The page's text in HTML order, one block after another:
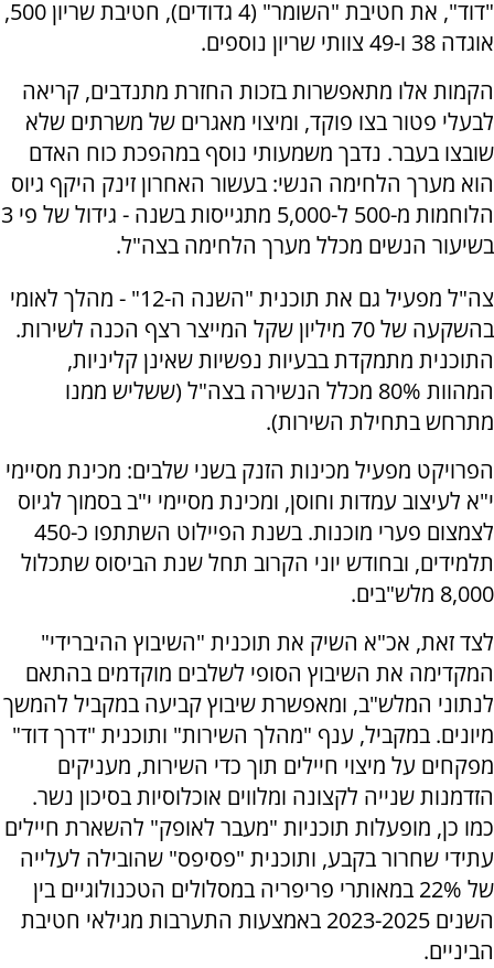
"דוד", את חטיבת "השומר" (4 גדודים), חטיבת שריון 500,
אוגדה 38 ו-49 צוותי שריון נוספים.
הקמות אלו מתאפשרות בזכות החזרת מתנדבים, קריאה
לבעלי פטור בצו פוקד, ומיצוי מאגרים של משרתים שלא
שובצו בעבר. נדבך משמעותי נוסף במהפכת כוח האדם
הוא מערך הלחימה הנשי: בעשור האחרון זינק היקף גיוס
הלוחמות מ-500 ל-5,000 מתגייסות בשנה - גידול של פי 3
בשיעור הנשים מכלל מערך הלחימה בצה"ל.
צה"ל מפעיל גם את תוכנית "השנה ה-12" - מהלך לאומי
בהשקעה של 70 מיליון שקל המייצר רצף הכנה לשירות.
התוכנית מתמקדת בבעיות נפשיות שאינן קליניות,
המהוות 80% מכלל הנשירה בצה"ל (ששליש ממנו
מתרחש בתחילת השירות).
הפרויקט מפעיל מכינות הזנק בשני שלבים: מכינת מסיימי
י"א לעיצוב עמדות וחוסן, ומכינת מסיימי י"ב בסמוך לגיוס
לצמצום פערי מוכנות. בשנת הפיילוט השתתפו כ-450
תלמידים, ובחודש יוני הקרוב תחל שנת הביסוס שתכלול
8,000 מלש"בים.
לצד זאת, אכ"א השיק את תוכנית "השיבוץ ההיברידי"
המקדימה את השיבוץ הסופי לשלבים מוקדמים בהתאם
לנתוני המלש"ב, ומאפשרת שיבוץ קביעה במקביל להמשך
מיונים. במקביל, ענף "מהלך השירות" ותוכנית "דרך דוד"
מפקחים על מיצוי חיילים תוך כדי השירות, מעניקים
הזדמנות שנייה לקצונה ומלווים אוכלוסיות בסיכון נשר.
כמו כן, מופעלות תוכניות "מעבר לאופק" להשארת חיילים
עתידי שחרור בקבע, ותוכנית "פסיפס" שהובילה לעלייה
של 22% במאותרי פריפריה במסלולים הטכנולוגיים בין
השנים 2023-2025 באמצעות התערבות מגילאי חטיבת
הביניים.